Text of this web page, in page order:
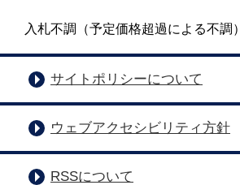
入札不調（予定価格超過による不調）
サイトポリシーについて
ウェブアクセシビリティ方針
RSSについて